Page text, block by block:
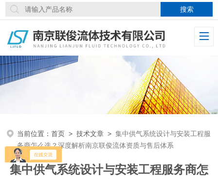
当前位置：首页 >技术文章 >集中供气系统设计与安装工程服
务商怎么选？深度解析南京联俊流体资质与售后体系
集中供气系统设计与安装工程服务商怎